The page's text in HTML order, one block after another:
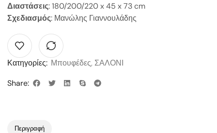
Διαστάσεις: 180/200/220 x 45 x 73 cm
Σχεδιασμός: Μανώλης Γιαννουλάδης
Κατηγορίες: Μπουφέδες, ΣΑΛΟΝΙ
Share:
Περιγραφή